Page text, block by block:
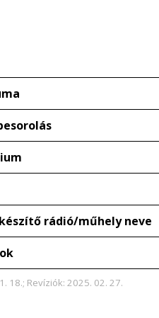
rádió/műhely neve
18.; Revíziók: 2025. 02. 27.